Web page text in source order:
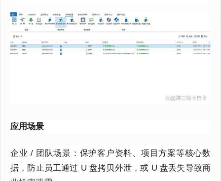
应用场景
企业 / 团队场景：保护客户资料、项目方案等核心数
据，防止员工通过 U 盘拷贝外泄，或 U 盘丢失导致商